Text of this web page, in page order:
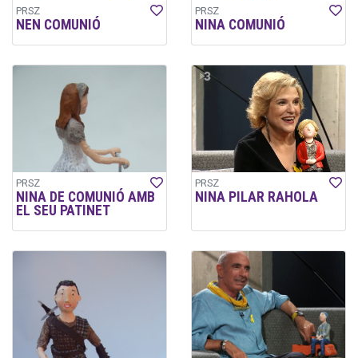
PRSZ
NEN COMUNIÓ
PRSZ
NINA COMUNIÓ
PRSZ
NINA DE COMUNIÓ AMB
EL SEU PATINET
PRSZ
NINA PILAR RAHOLA